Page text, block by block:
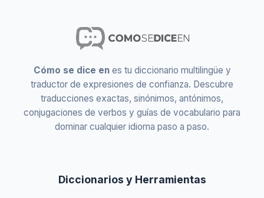
Cómo se dice enes tu diccionario multilingüe y
traductor de expresiones de confianza. Descubre
traducciones exactas, sinónimos, antónimos,
conjugaciones de verbos y guías de vocabulario para
dominar cualquier idioma paso a paso.
Diccionarios y Herramientas